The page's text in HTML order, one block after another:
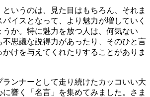
というのは、見た目はもちろん、それま
イスとなって、より魅力が増していく
うか。特に魅力を放つ人は、何気ない
不思議な説得力があったり、そのひと言
けを与えてくれたりすることがありま
ランナーとして走り続けたカッコいい大
に響く「名言」を集めてみました。さま